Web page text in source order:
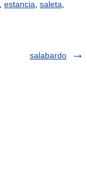
estancia saleta
salabardo